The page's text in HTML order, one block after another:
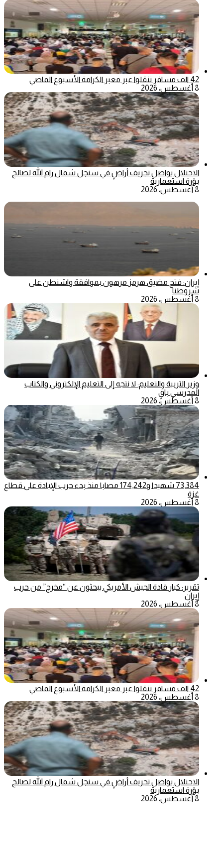
42 الف مسافر تنقلوا عبر معبر الكرامة الأسبوع الماضي
8 أغسطس، 2026
الاحتلال يواصل تجريف أراضٍ في سنجل شمال رام الله لصالح
بؤرة استعمارية
8 أغسطس، 2026
إيران: فتح مضيق هرمز مرهون بموافقة واشنطن على
شروطنا
8 أغسطس، 2026
وزير التربية والتعليم: لا نتجه إلى التعليم الإلكتروني والكتاب
المدرسي باقٍ
8 أغسطس، 2026
73,384 شهيدا و174,242 مصابا منذ بدء حرب الإبادة على قطاع
غزة
8 أغسطس، 2026
تقرير: كبار قادة الجيش الأمريكي يبحثون عن “مخرج” من حرب
إيران
8 أغسطس، 2026
42 الف مسافر تنقلوا عبر معبر الكرامة الأسبوع الماضي
8 أغسطس، 2026
الاحتلال يواصل تجريف أراضٍ في سنجل شمال رام الله لصالح
بؤرة استعمارية
8 أغسطس، 2026